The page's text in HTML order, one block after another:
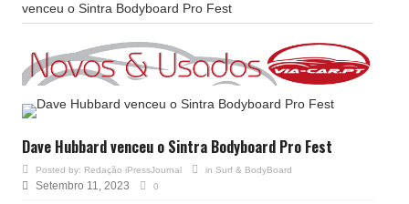
venceu o Sintra Bodyboard Pro Fest
Dave Hubbard venceu o Sintra Bodyboard Pro Fest
Posted by: Redação iPressJournal in Surf & BodyBoard
Setembro 11, 2023 0